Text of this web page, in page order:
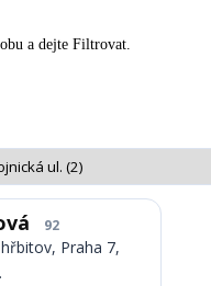
a dejte Filtrovat.
92
Praha 7,